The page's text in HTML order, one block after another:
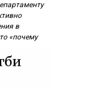
в
«почему